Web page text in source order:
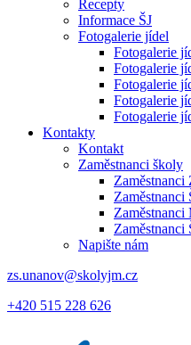
Recepty
Informace ŠJ
Fotogalerie jídel
Fotogalerie
Fotogalerie
Fotogalerie
Fotogalerie
Fotogalerie
Kontakty
Kontakt
Zaměstnanci školy
Zaměstnanci
Zaměstnanci
Zaměstnanci
Zaměstnanci
Napište nám
zs.unanov@skolyjm.cz
+420 515 228 626